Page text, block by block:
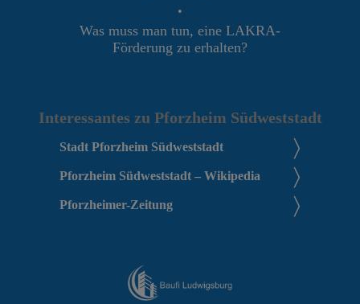
•
Was muss man tun, eine LAKRA-
Förderung zu erhalten?
Interessantes zu Pforzheim Südweststadt
Stadt Pforzheim Südweststadt
Pforzheim Südweststadt – Wikipedia
Pforzheimer-Zeitung